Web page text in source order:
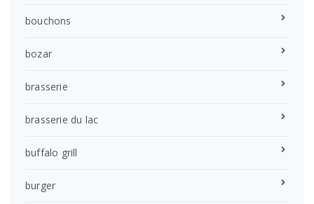
bouchons
bozar
brasserie
brasserie du lac
buffalo grill
burger